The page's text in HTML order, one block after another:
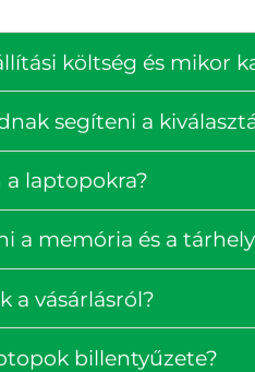
költség és mikor
segíteni a
a laptopokra?
a memória és a
a vásárlásról?
billentyűzete?